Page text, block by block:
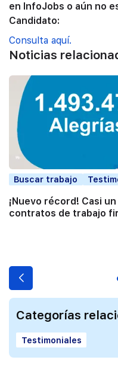
en InfoJobs o aún no
Candidato:
Consulta aquí.
Noticias
Buscar trabajo
¡Nuevo récord! Casi
contratos de trabajo
Categorías
Testimoniales